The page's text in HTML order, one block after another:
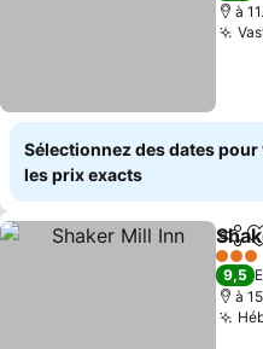
à
Sélectionnez des dates pour
les prix exacts
3 Étoiles
9,5
à